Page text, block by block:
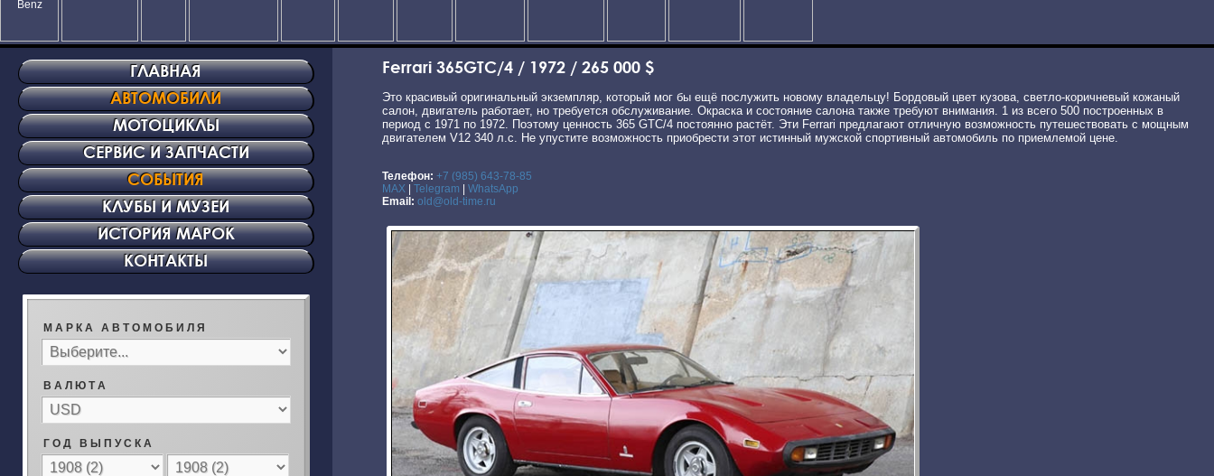
ГЛАВНАЯ
АВТОМОБИЛИ
МОТОЦИКЛЫ
СЕРВИС И ЗАПЧАСТИ
СОБЫТИЯ
КЛУБЫ И МУЗЕИ
ИСТОРИЯ МАРОК
КОНТАКТЫ
М А Р К А А В Т О М О Б И Л Я
В А Л Ю Т А
Г О Д В Ы П У С К А
Ferrari 365GTC/4 / 1972 / 265 000 $
Это красивый оригинальный экземпляр, который мог бы ещё послужить новому владельцу! Бордовый цвет кузова, светло-коричневый кожаный
салон, двигатель работает, но требуется обслуживание. Окраска и состояние салона также требуют внимания. 1 из всего 500 построенных в
период с 1971 по 1972. Поэтому ценность 365 GTC/4 постоянно растёт. Эти Ferrari предлагают отличную возможность путешествовать с мощным
двигателем V12 340 л.с. Не упустите возможность приобрести этот истинный мужской спортивный автомобиль по приемлемой цене.
Телефон: +7 (985) 643-78-85
MAX
Telegram
WhatsApp
Email: old@old-time.ru